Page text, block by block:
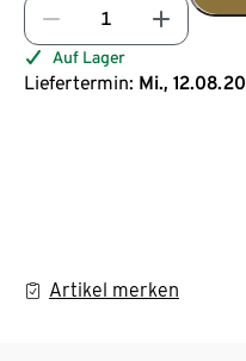
Auf Lager
Liefertermin: Mi.,
Artikel merken